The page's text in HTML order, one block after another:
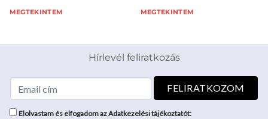
MEGTEKINTEM MEGTEKINTEM
Hírlevél feliratkozás
Elolvastam és elfogadom az Adatkezelési tájékoztatót: